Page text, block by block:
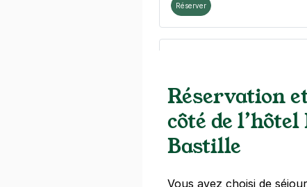
Réserver
75011
4,2(382
4 € /heure,32 €/jour,100 €/
Réserver
+ Abonnements disponibles
Réservation
côté de
Bastille
Vous avez choisi de